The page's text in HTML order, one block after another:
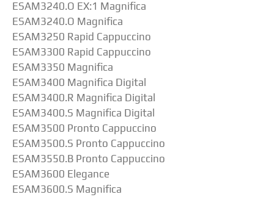
ESAM3240.O EX:1 Magnifica
ESAM3240.O Magnifica
ESAM3250 Rapid Cappuccino
ESAM3300 Rapid Cappuccino
ESAM3350 Magnifica
ESAM3400 Magnifica Digital
ESAM3400.R Magnifica Digital
ESAM3400.S Magnifica Digital
ESAM3500 Pronto Cappuccino
ESAM3500.S Pronto Cappuccino
ESAM3550.B Pronto Cappuccino
ESAM3600 Elegance
ESAM3600.S Magnifica